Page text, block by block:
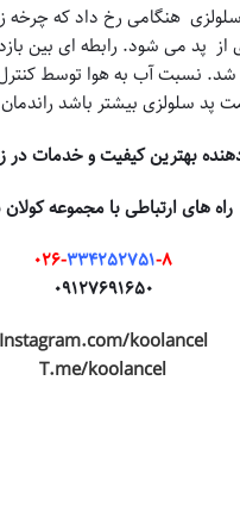
هنگامی رخ داد که
از پد می شود. رابطه ای
نسبت آب به هوا توسط
سلولزی بیشتر باشد
بهترین کیفیت و خدمات در
راه های ارتباطی با مجموعه
۰۲۶-۳۳۴۲۵۲۷۵۱-۸
۰۹۱۲۷۶۹۱۶۵۰
Instagram.com/koolancel
T.me/koolancel